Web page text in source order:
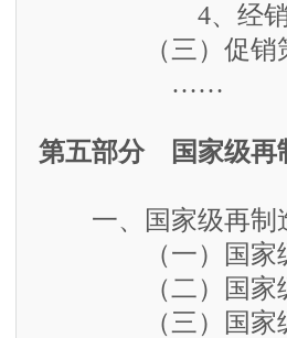
4、经销人代
（三）促销
……
第五部分 国家级再
一、国家级再制
（一）国家级再
（二）国家级再
（三）国家级再